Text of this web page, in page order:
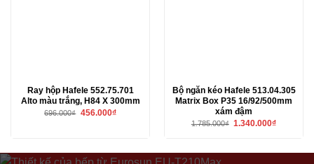
Ray hộp Hafele 552.75.701
Alto màu trắng, H84 X 300mm
696.000₫ Giá
456.000₫Giá
Bộ ngăn kéo Hafele 513.04.305
Matrix Box P35 16/92/500mm
xám đậm
1.785.000₫ Giá
1.340.000₫Giá